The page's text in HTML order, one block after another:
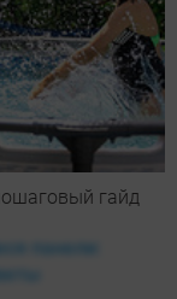
гайд